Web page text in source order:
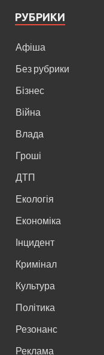
РУБРИКИ
Афіша
Без рубрики
Бізнес
Війна
Влада
Гроші
ДТП
Екологія
Економіка
Інцидент
Кримінал
Культура
Політика
Резонанс
Реклама